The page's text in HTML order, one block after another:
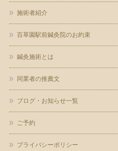
施術者紹介
百草園駅前鍼灸院のお約束
鍼灸施術とは
同業者の推薦文
ブログ・お知らせ一覧
ご予約
プライバシーポリシー